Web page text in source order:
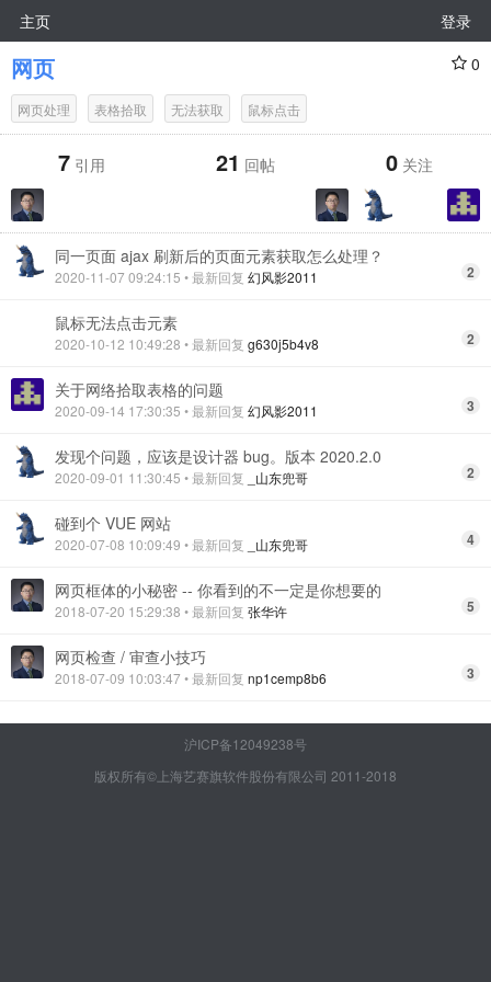
主页 登录
网页 0
网页处理 表格拾取 无法获取 鼠标点击
7 引用 21 回帖 0 关注
同一页面 ajax 刷新后的页面元素获取怎么处理？
2020-11-07 09:24:15 • 最新回复 幻风影2011 2
鼠标无法点击元素
2020-10-12 10:49:28 • 最新回复 g630j5b4v8 2
关于网络拾取表格的问题
2020-09-14 17:30:35 • 最新回复 幻风影2011 3
发现个问题，应该是设计器 bug。版本 2020.2.0
2020-09-01 11:30:45 • 最新回复 _山东兜哥 2
碰到个 VUE 网站
2020-07-08 10:09:49 • 最新回复 _山东兜哥 4
网页框体的小秘密 -- 你看到的不一定是你想要的
2018-07-20 15:29:38 • 最新回复 张华许 5
网页检查 / 审查小技巧
2018-07-09 10:03:47 • 最新回复 np1cemp8b6 3
沪ICP备12049238号
版权所有©上海艺赛旗软件股份有限公司 2011-2018